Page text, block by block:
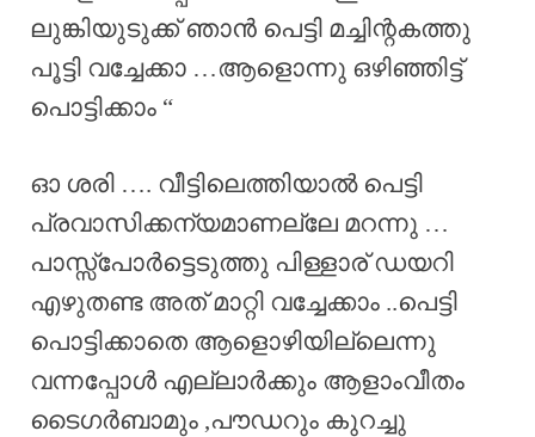
ലുങ്കിയുടുക്ക് ഞാൻ പെട്ടി മച്ചിന്റകത്തു
പൂട്ടി വച്ചേക്കാ …ആളൊന്നു ഒഴിഞ്ഞിട്ട്
പൊട്ടിക്കാം “
ഓ ശരി …. വീട്ടിലെത്തിയാൽ പെട്ടി
പ്രവാസിക്കന്യമാണല്ലേ മറന്നു …
പാസ്സ്പോർട്ടെടുത്തു പിള്ളാര് ഡയറി
എഴുതണ്ട അത് മാറ്റി വച്ചേക്കാം ..പെട്ടി
പൊട്ടിക്കാതെ ആളൊഴിയില്ലെന്നു
വന്നപ്പോൾ എല്ലാർക്കും ആളാംവീതം
ടൈഗർബാമും ,പൗഡറും കുറച്ചു